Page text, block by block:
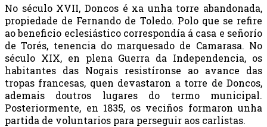
No século XVII, Doncos é xa unha torre abandonada,
propiedade de Fernando de Toledo. Polo que se refire
ao beneficio eclesiástico correspondía á casa e señorío
de Torés, tenencia do marquesado de Camarasa. No
século XIX, en plena Guerra da Independencia, os
habitantes das Nogais resistíronse ao avance das
tropas francesas, quen devastaron a torre de Doncos,
ademais doutros lugares do termo municipal.
Posteriormente, en 1835, os veciños formaron unha
partida de voluntarios para perseguir aos carlistas.